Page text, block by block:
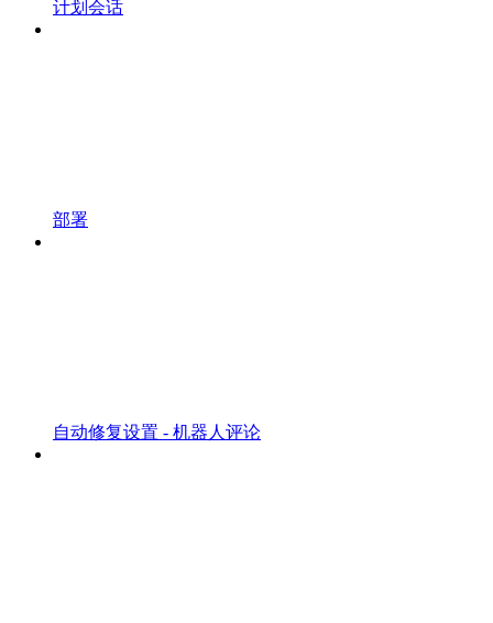
计划会话
部署
自动修复设置 - 机器人评论